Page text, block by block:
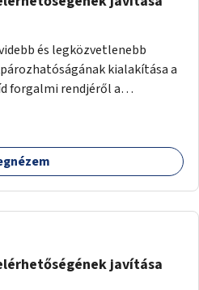
és legközvetlenebb
kialakítása a
forgalmi rendjéről a
hogy a belváros
a Buda és Pest közötti
kialakítást. Legyen
az Alagút, a Mészáros utca
javítása